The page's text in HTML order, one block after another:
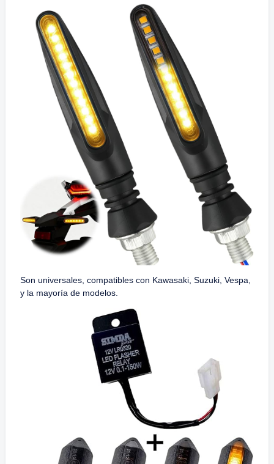
Son universales, compatibles con Kawasaki, Suzuki, Vespa,
y la mayoría de modelos.